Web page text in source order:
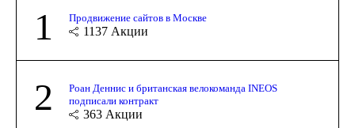
1 Продвижение сайтов в Москве
1137 Акции
2
Роан Деннис и британская велокоманда INEOS
подписали контракт
363 Акции